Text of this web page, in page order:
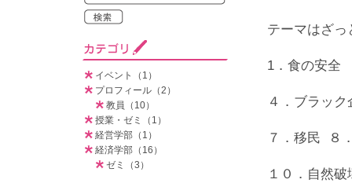
テーマはざっ
1．食の安全
４．ブラッ
７．移民 ８
１０．自然
イベント（1）
プロフィール（2）
教員（10）
授業・ゼミ（1）
経営学部（1）
経済学部（16）
ゼミ（3）